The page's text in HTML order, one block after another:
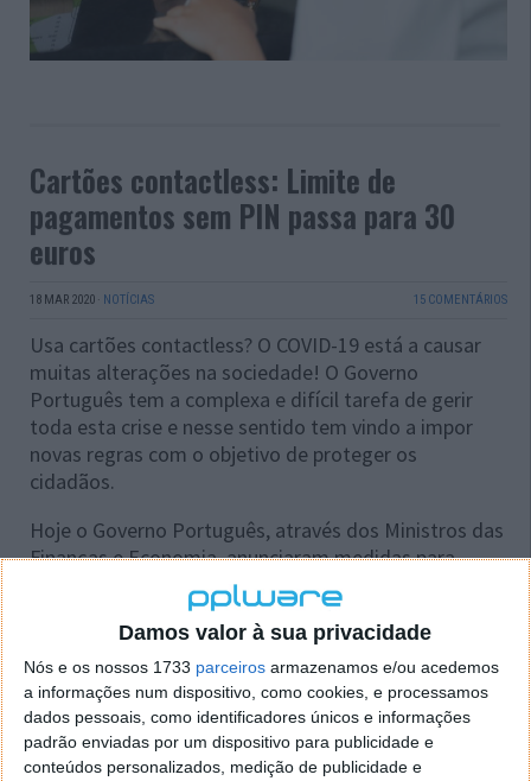
Damos valor à sua privacidade
Nós e os nossos 1733 parceiros armazenamos e/ou acedemos
a informações num dispositivo, como cookies, e processamos
dados pessoais, como identificadores únicos e informações
padrão enviadas por um dispositivo para publicidade e
conteúdos personalizados, medição de publicidade e
Cartões contactless: Limite de
pagamentos sem PIN passa para 30
euros
18 MAR 2020 · NOTÍCIAS 15 COMENTÁRIOS
Usa cartões contactless? O COVID-19 está a causar
muitas alterações na sociedade! O Governo
Português tem a complexa e difícil tarefa de gerir
toda esta crise e nesse sentido tem vindo a impor
novas regras com o objetivo de proteger os
cidadãos.
Hoje o Governo Português, através dos Ministros das
Finanças e Economia, anunciaram medidas para
ajudar nos pagamentos. Uma das novidades é ao
nível dos pagamentos com cartões contactless.